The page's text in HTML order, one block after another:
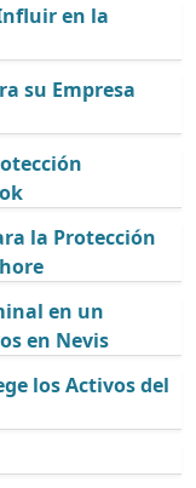
en la
su Empresa
la Protección
en un
en Nevis
los Activos del